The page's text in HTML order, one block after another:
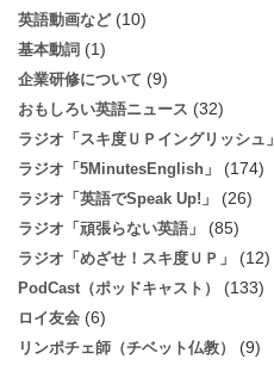
英語動画など(10)
基本動詞 (1)
企業研修について (9)
おもしろい英語ニュース (32)
ラジオ「スキ度ＵＰイングリッシュ」
ラジオ「5MinutesEnglish」 (174)
ラジオ「英語でSpeak Up!」 (26)
ラジオ「頑張らない英語」 (85)
ラジオ「めざせ！スキ度ＵＰ」 (12)
PodCast（ポッドキャスト） (133)
ロイ友会 (6)
リンポチェ師（チベット仏教） (9)